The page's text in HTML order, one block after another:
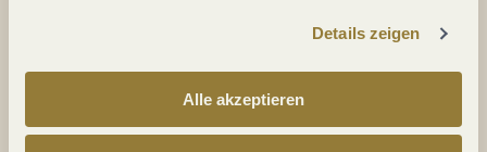
Details zeigen
Alle akzeptieren
Teilen
Teilen